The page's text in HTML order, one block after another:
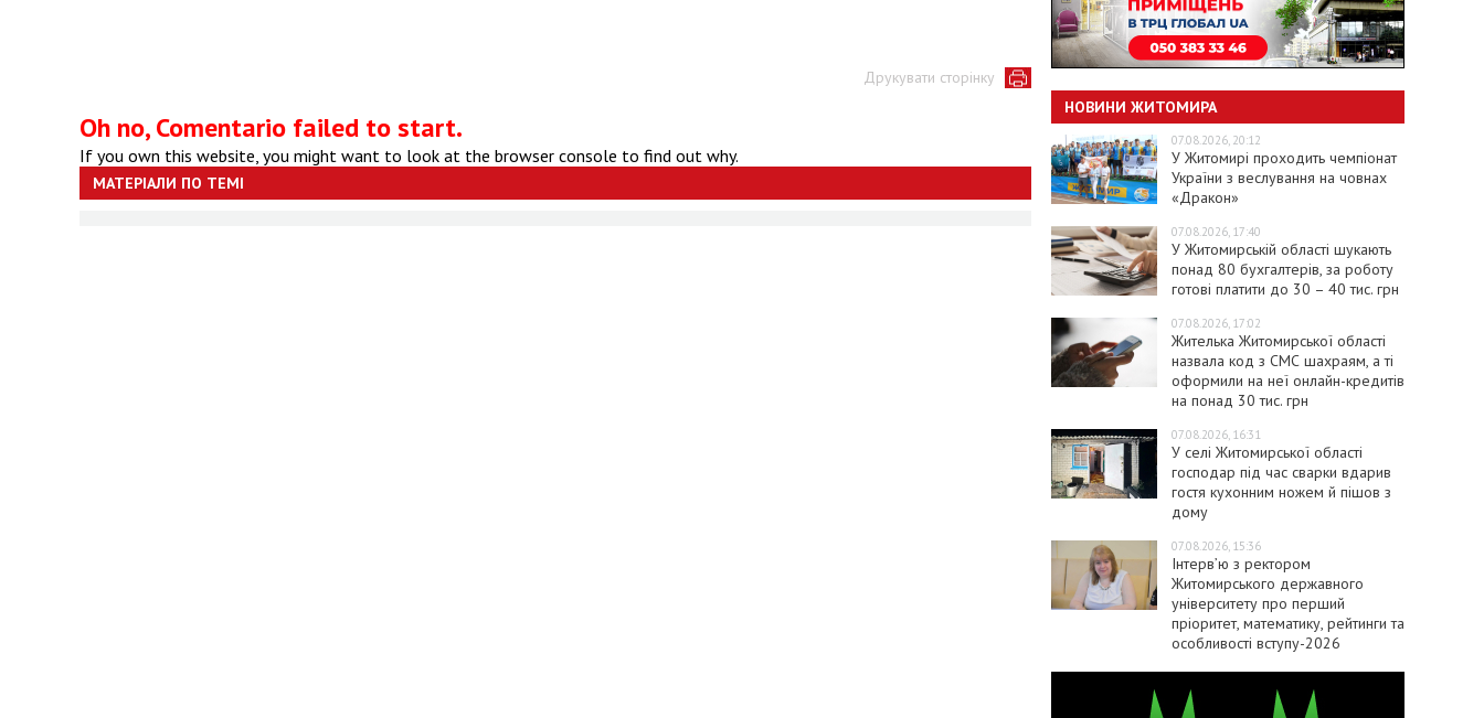
Друкувати сторінку
Oh no, Comentario failed to start.
If you own this website, you might want to look at the browser console to find out why.
МАТЕРІАЛИ ПО ТЕМІ
НОВИНИ ЖИТОМИРА
07.08.2026, 20:12
У Житомирі проходить чемпіонат
України з веслування на човнах
«Дракон»
07.08.2026, 17:40
У Житомирській області шукають
понад 80 бухгалтерів, за роботу
готові платити до 30 – 40 тис. грн
07.08.2026, 17:02
Жителька Житомирської області
назвала код з СМС шахраям, а ті
оформили на неї онлайн-кредитів
на понад 30 тис. грн
07.08.2026, 16:31
У селі Житомирської області
господар під час сварки вдарив
гостя кухонним ножем й пішов з
дому
07.08.2026, 15:36
Інтерв’ю з ректором
Житомирського державного
університету про перший
пріоритет, математику, рейтинги та
особливості вступу-2026